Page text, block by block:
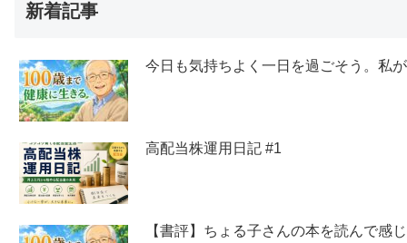
新着記事
今日も気持ちよく一日を過ごそう。私
高配当株運用日記 #1
【書評】ちょる子さんの本を読んで感